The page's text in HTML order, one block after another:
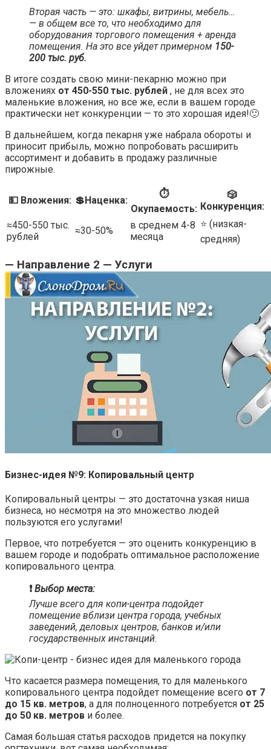
Вторая часть — это: шкафы, витрины, мебель…
— в общем все то, что необходимо для
оборудования торгового помещения + аренда
помещения. На это все уйдет примерном 150-
200 тыс. руб.
В итоге создать свою мини-пекарню можно при
вложениях от 450-550 тыс. рублей , не для всех это
маленькие вложения, но все же, если в вашем городе
практически нет конкуренции — то это хорошая идея!🙂
В дальнейшем, когда пекарня уже набрала обороты и
приносит прибыль, можно попробовать расширить
ассортимент и добавить в продажу различные
пирожные.
💵 Вложения: 💲Наценка:
⏱
Окупаемость:
🎲
Конкуренция:
≈450-550 тыс.
рублей
≈30-50%
в среднем 4-8
месяца
⭐️ (низкая-
средняя)
— Направление 2 — Услуги
Бизнес-идея №9: Копировальный центр
Копировальный центры — это достаточна узкая ниша
бизнеса, но несмотря на это множество людей
пользуются его услугами!
Первое, что потребуется — это оценить конкуренцию в
вашем городе и подобрать оптимальное расположение
копировального центра.
❗️ Выбор места:
Лучше всего для копи-центра подойдет
помещение вблизи центра города, учебных
заведений, деловых центров, банков и/или
государственных инстанций.
Что касается размера помещения, то для маленького
копировального центра подойдет помещение всего от 7
до 15 кв. метров, а для полноценного потребуется от 25
до 50 кв. метров и более.
Самая большая статья расходов придется на покупку